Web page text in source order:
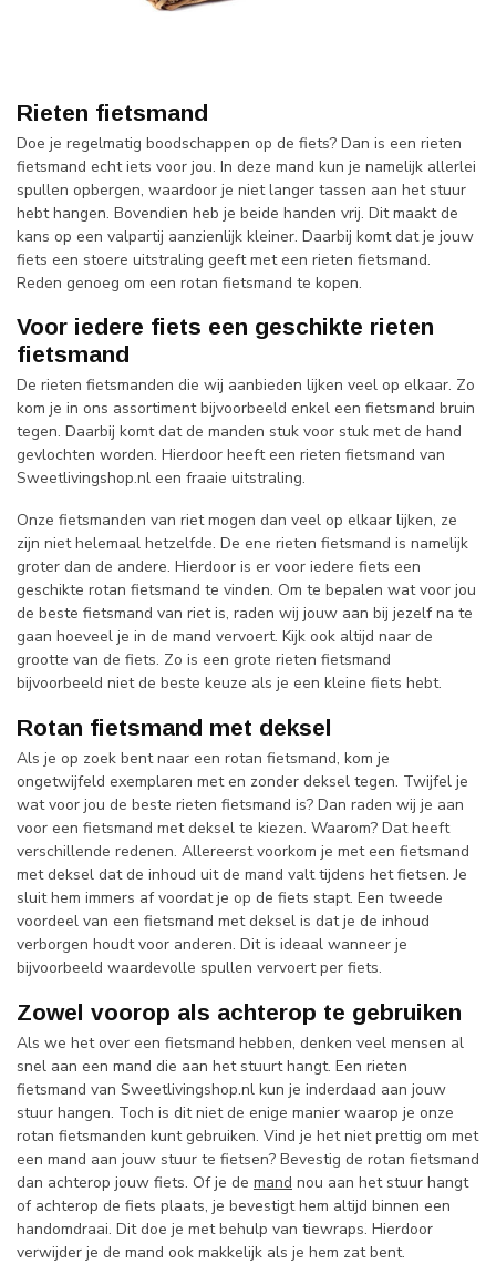
Rieten fietsmand
Doe je regelmatig boodschappen op de fiets? Dan is een rieten
fietsmand echt iets voor jou. In deze mand kun je namelijk allerlei
spullen opbergen, waardoor je niet langer tassen aan het stuur
hebt hangen. Bovendien heb je beide handen vrij. Dit maakt de
kans op een valpartij aanzienlijk kleiner. Daarbij komt dat je jouw
fiets een stoere uitstraling geeft met een rieten fietsmand.
Reden genoeg om een rotan fietsmand te kopen.
Voor iedere fiets een geschikte rieten
fietsmand
De rieten fietsmanden die wij aanbieden lijken veel op elkaar. Zo
kom je in ons assortiment bijvoorbeeld enkel een fietsmand bruin
tegen. Daarbij komt dat de manden stuk voor stuk met de hand
gevlochten worden. Hierdoor heeft een rieten fietsmand van
Sweetlivingshop.nl een fraaie uitstraling.
Onze fietsmanden van riet mogen dan veel op elkaar lijken, ze
zijn niet helemaal hetzelfde. De ene rieten fietsmand is namelijk
groter dan de andere. Hierdoor is er voor iedere fiets een
geschikte rotan fietsmand te vinden. Om te bepalen wat voor jou
de beste fietsmand van riet is, raden wij jouw aan bij jezelf na te
gaan hoeveel je in de mand vervoert. Kijk ook altijd naar de
grootte van de fiets. Zo is een grote rieten fietsmand
bijvoorbeeld niet de beste keuze als je een kleine fiets hebt.
Rotan fietsmand met deksel
Als je op zoek bent naar een rotan fietsmand, kom je
ongetwijfeld exemplaren met en zonder deksel tegen. Twijfel je
wat voor jou de beste rieten fietsmand is? Dan raden wij je aan
voor een fietsmand met deksel te kiezen. Waarom? Dat heeft
verschillende redenen. Allereerst voorkom je met een fietsmand
met deksel dat de inhoud uit de mand valt tijdens het fietsen. Je
sluit hem immers af voordat je op de fiets stapt. Een tweede
voordeel van een fietsmand met deksel is dat je de inhoud
verborgen houdt voor anderen. Dit is ideaal wanneer je
bijvoorbeeld waardevolle spullen vervoert per fiets.
Zowel voorop als achterop te gebruiken
Als we het over een fietsmand hebben, denken veel mensen al
snel aan een mand die aan het stuurt hangt. Een rieten
fietsmand van Sweetlivingshop.nl kun je inderdaad aan jouw
stuur hangen. Toch is dit niet de enige manier waarop je onze
rotan fietsmanden kunt gebruiken. Vind je het niet prettig om met
een mand aan jouw stuur te fietsen? Bevestig de rotan fietsmand
dan achterop jouw fiets. Of je de mand nou aan het stuur hangt
of achterop de fiets plaats, je bevestigt hem altijd binnen een
handomdraai. Dit doe je met behulp van tiewraps. Hierdoor
verwijder je de mand ook makkelijk als je hem zat bent.